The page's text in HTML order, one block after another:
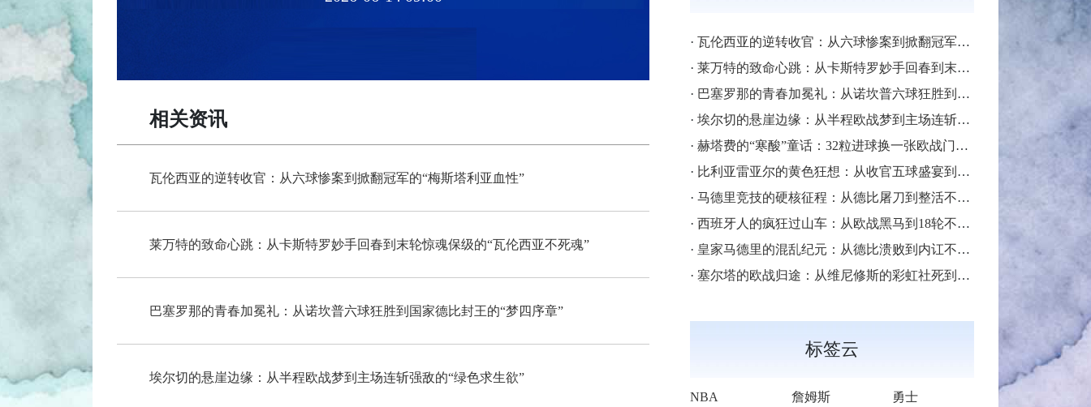
相关资讯
瓦伦西亚的逆转收官：从六球惨案到掀翻冠军的“梅斯塔利亚血性”
莱万特的致命心跳：从卡斯特罗妙手回春到末轮惊魂保级的“瓦伦西亚不死魂”
巴塞罗那的青春加冕礼：从诺坎普六球狂胜到国家德比封王的“梦四序章”
埃尔切的悬崖边缘：从半程欧战梦到主场连斩强敌的“绿色求生欲”
· 瓦伦西亚的逆转收官：从六球惨案到掀翻冠军的“梅斯塔利亚血性”
· 莱万特的致命心跳：从卡斯特罗妙手回春到末轮惊魂保级的“瓦伦西亚不死魂”
· 巴塞罗那的青春加冕礼：从诺坎普六球狂胜到国家德比封王的“梦四序章”
· 埃尔切的悬崖边缘：从半程欧战梦到主场连斩强敌的“绿色求生欲”
· 赫塔费的“寒酸”童话：32粒进球换一张欧战门票的另类奇迹
· 比利亚雷亚尔的黄色狂想：从收官五球盛宴到季军加冕的“情歌风暴”
· 马德里竞技的硬核征程：从德比屠刀到整活不断的“床单段子手”
· 西班牙人的疯狂过山车：从欧战黑马到18轮不胜的“蓝白梦魇”
· 皇家马德里的混乱纪元：从德比溃败到内讧不断的“伯纳乌闹剧”
· 塞尔塔的欧战归途：从维尼修斯的彩虹社死到莫里巴一击制胜的“第六区奇迹”
标签云
NBA 詹姆斯
勇士